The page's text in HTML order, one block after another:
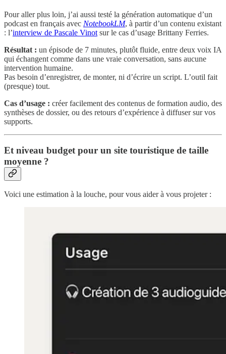
Pour aller plus loin, j’ai aussi testé la génération automatique d’un
podcast en français avec NotebookLM, à partir d’un contenu existant
: l’interview de Pascale Vinot sur le cas d’usage Brittany Ferries.
Résultat : un épisode de 7 minutes, plutôt fluide, entre deux voix IA
qui échangent comme dans une vraie conversation, sans aucune
intervention humaine.
Pas besoin d’enregistrer, de monter, ni d’écrire un script. L’outil fait
(presque) tout.
Cas d’usage : créer facilement des contenus de formation audio, des
synthèses de dossier, ou des retours d’expérience à diffuser sur vos
supports.
Et niveau budget pour un site touristique de taille
moyenne ?
Voici une estimation à la louche, pour vous aider à vous projeter :